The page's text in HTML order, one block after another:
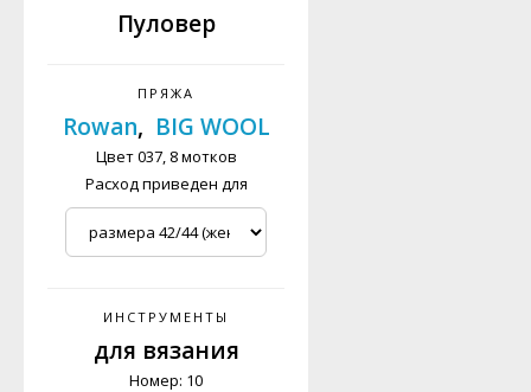
Пуловер
ПРЯЖА
Rowan, BIG WOOL
Цвет 037, 8 мотков
Расход приведен для
ИНСТРУМЕНТЫ
для вязания
Номер: 10